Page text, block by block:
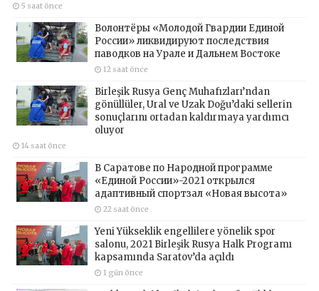
5 saat önce
Волонтёры «Молодой Гвардии Единой
России» ликвидируют последствия
паводков на Урале и Дальнем Востоке
12 saat önce
Birleşik Rusya Genç Muhafızları’ndan
gönüllüler, Ural ve Uzak Doğu’daki sellerin
sonuçlarını ortadan kaldırmaya yardımcı
oluyor
14 saat önce
В Саратове по Народной программе
«Единой России»-2021 открылся
адаптивный спортзал «Новая высота»
22 saat önce
Yeni Yükseklik engellilere yönelik spor
salonu, 2021 Birleşik Rusya Halk Programı
kapsamında Saratov’da açıldı
1 gün önce